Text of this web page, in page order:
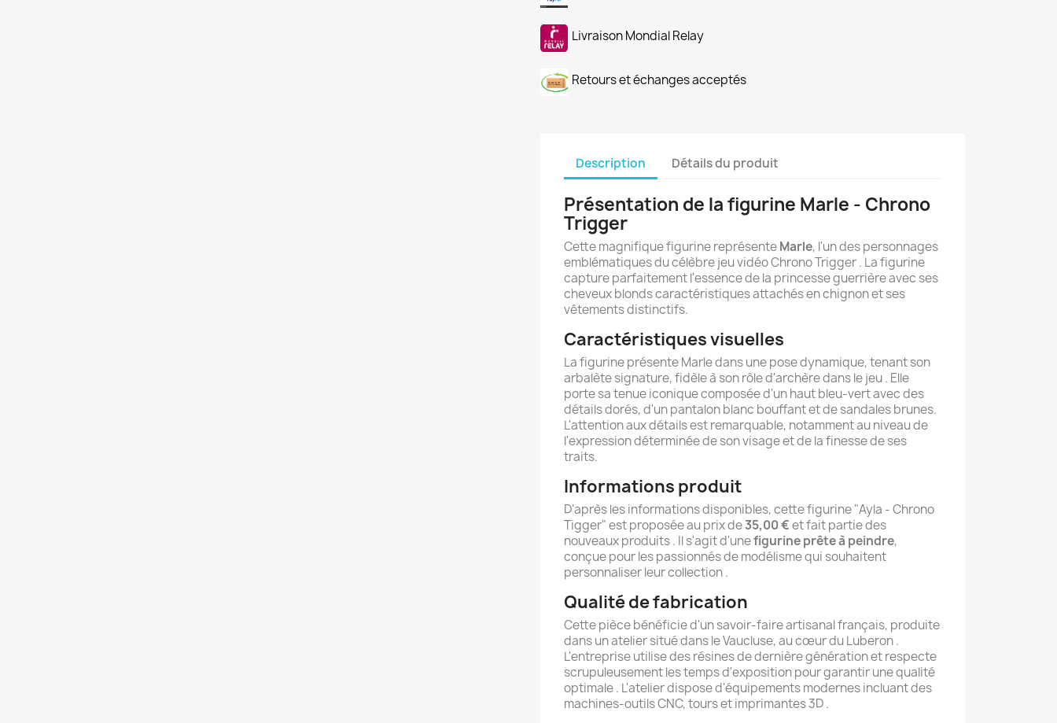
Livraison Mondial Relay
Retours et échanges acceptés
Description Détails du produit
Présentation de la figurine Marle - Chrono
Trigger
Cette magnifique figurine représenteMarle, l'un des personnages
emblématiques du célèbre jeu vidéo Chrono Trigger . La figurine
capture parfaitement l'essence de la princesse guerrière avec ses
cheveux blonds caractéristiques attachés en chignon et ses
vêtements distinctifs.
Caractéristiques visuelles
La figurine présente Marle dans une pose dynamique, tenant son
arbalète signature, fidèle à son rôle d'archère dans le jeu . Elle
porte sa tenue iconique composée d'un haut bleu-vert avec des
détails dorés, d'un pantalon blanc bouffant et de sandales brunes.
L'attention aux détails est remarquable, notamment au niveau de
l'expression déterminée de son visage et de la finesse de ses
traits.
Informations produit
D'après les informations disponibles, cette figurine "Ayla - Chrono
Tigger" est proposée au prix de35,00 €et fait partie des
nouveaux produits . Il s'agit d'unefigurine prête à peindre,
conçue pour les passionnés de modélisme qui souhaitent
personnaliser leur collection .
Qualité de fabrication
Cette pièce bénéficie d'un savoir-faire artisanal français, produite
dans un atelier situé dans le Vaucluse, au cœur du Luberon .
L'entreprise utilise des résines de dernière génération et respecte
scrupuleusement les temps d'exposition pour garantir une qualité
optimale . L'atelier dispose d'équipements modernes incluant des
machines-outils CNC, tours et imprimantes 3D .